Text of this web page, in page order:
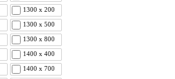
1300 x 200
1300 x 500
1300 x 800
1400 x 400
1400 x 700